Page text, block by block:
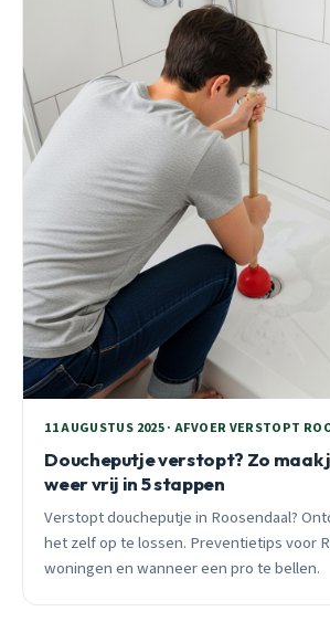
11 AUGUSTUS 2025 · AFVOER VERSTOPT
Doucheputje verstopt? Zo maak
weer vrij in 5 stappen
Verstopt doucheputje in Roosendaal?
het zelf op te lossen. Preventietips voor
woningen en wanneer een pro te bellen.